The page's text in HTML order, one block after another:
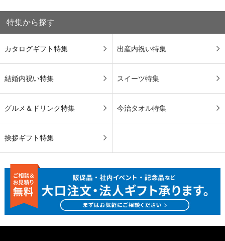
特集から探す
カタログギフト特集 出産内祝い特集
結婚内祝い特集 スイーツ特集
グルメ＆ドリンク特集 今治タオル特集
挨拶ギフト特集